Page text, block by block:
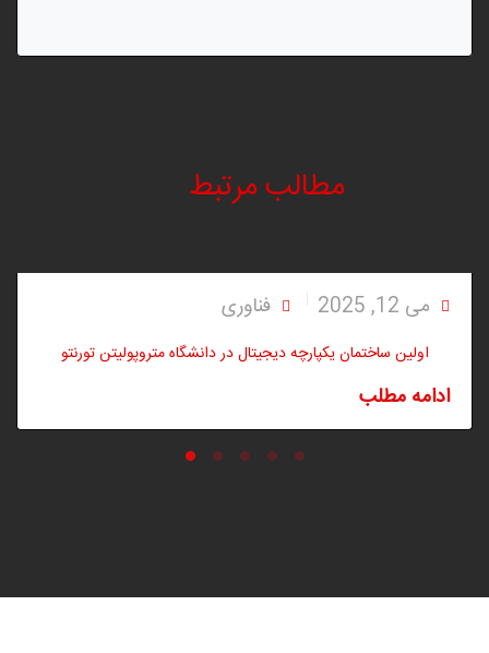
مطالب مرتبط
می 12, 2025 فناوری
اولین ساختمان یکپارچه دیجیتال در دانشگاه متروپولیتن تورنتو
ادامه مطلب